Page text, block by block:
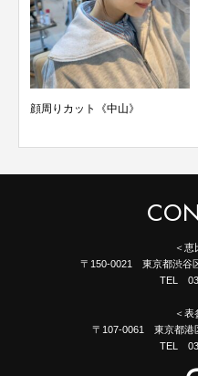
顔周りカット《中山》
＜恵
〒150-0021 東京都渋谷
TEL
＜表
〒107-0061 東京都港
TEL